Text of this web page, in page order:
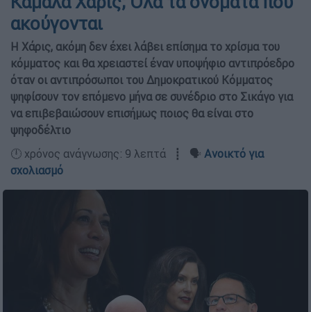
ακούγονται
Η Χάρις, ακόμη δεν έχει λάβει επίσημα το χρίσμα του
κόμματος και θα χρειαστεί έναν υποψήφιο αντιπρόεδρο
όταν οι αντιπρόσωποι του Δημοκρατικού Κόμματος
ψηφίσουν τον επόμενο μήνα σε συνέδριο στο Σικάγο για
να επιβεβαιώσουν επισήμως ποιος θα είναι στο
ψηφοδέλτιο
🕛 χρόνος ανάγνωσης: 9 λεπτά ┋ 🗣️ Ανοικτό για
σχολιασμό